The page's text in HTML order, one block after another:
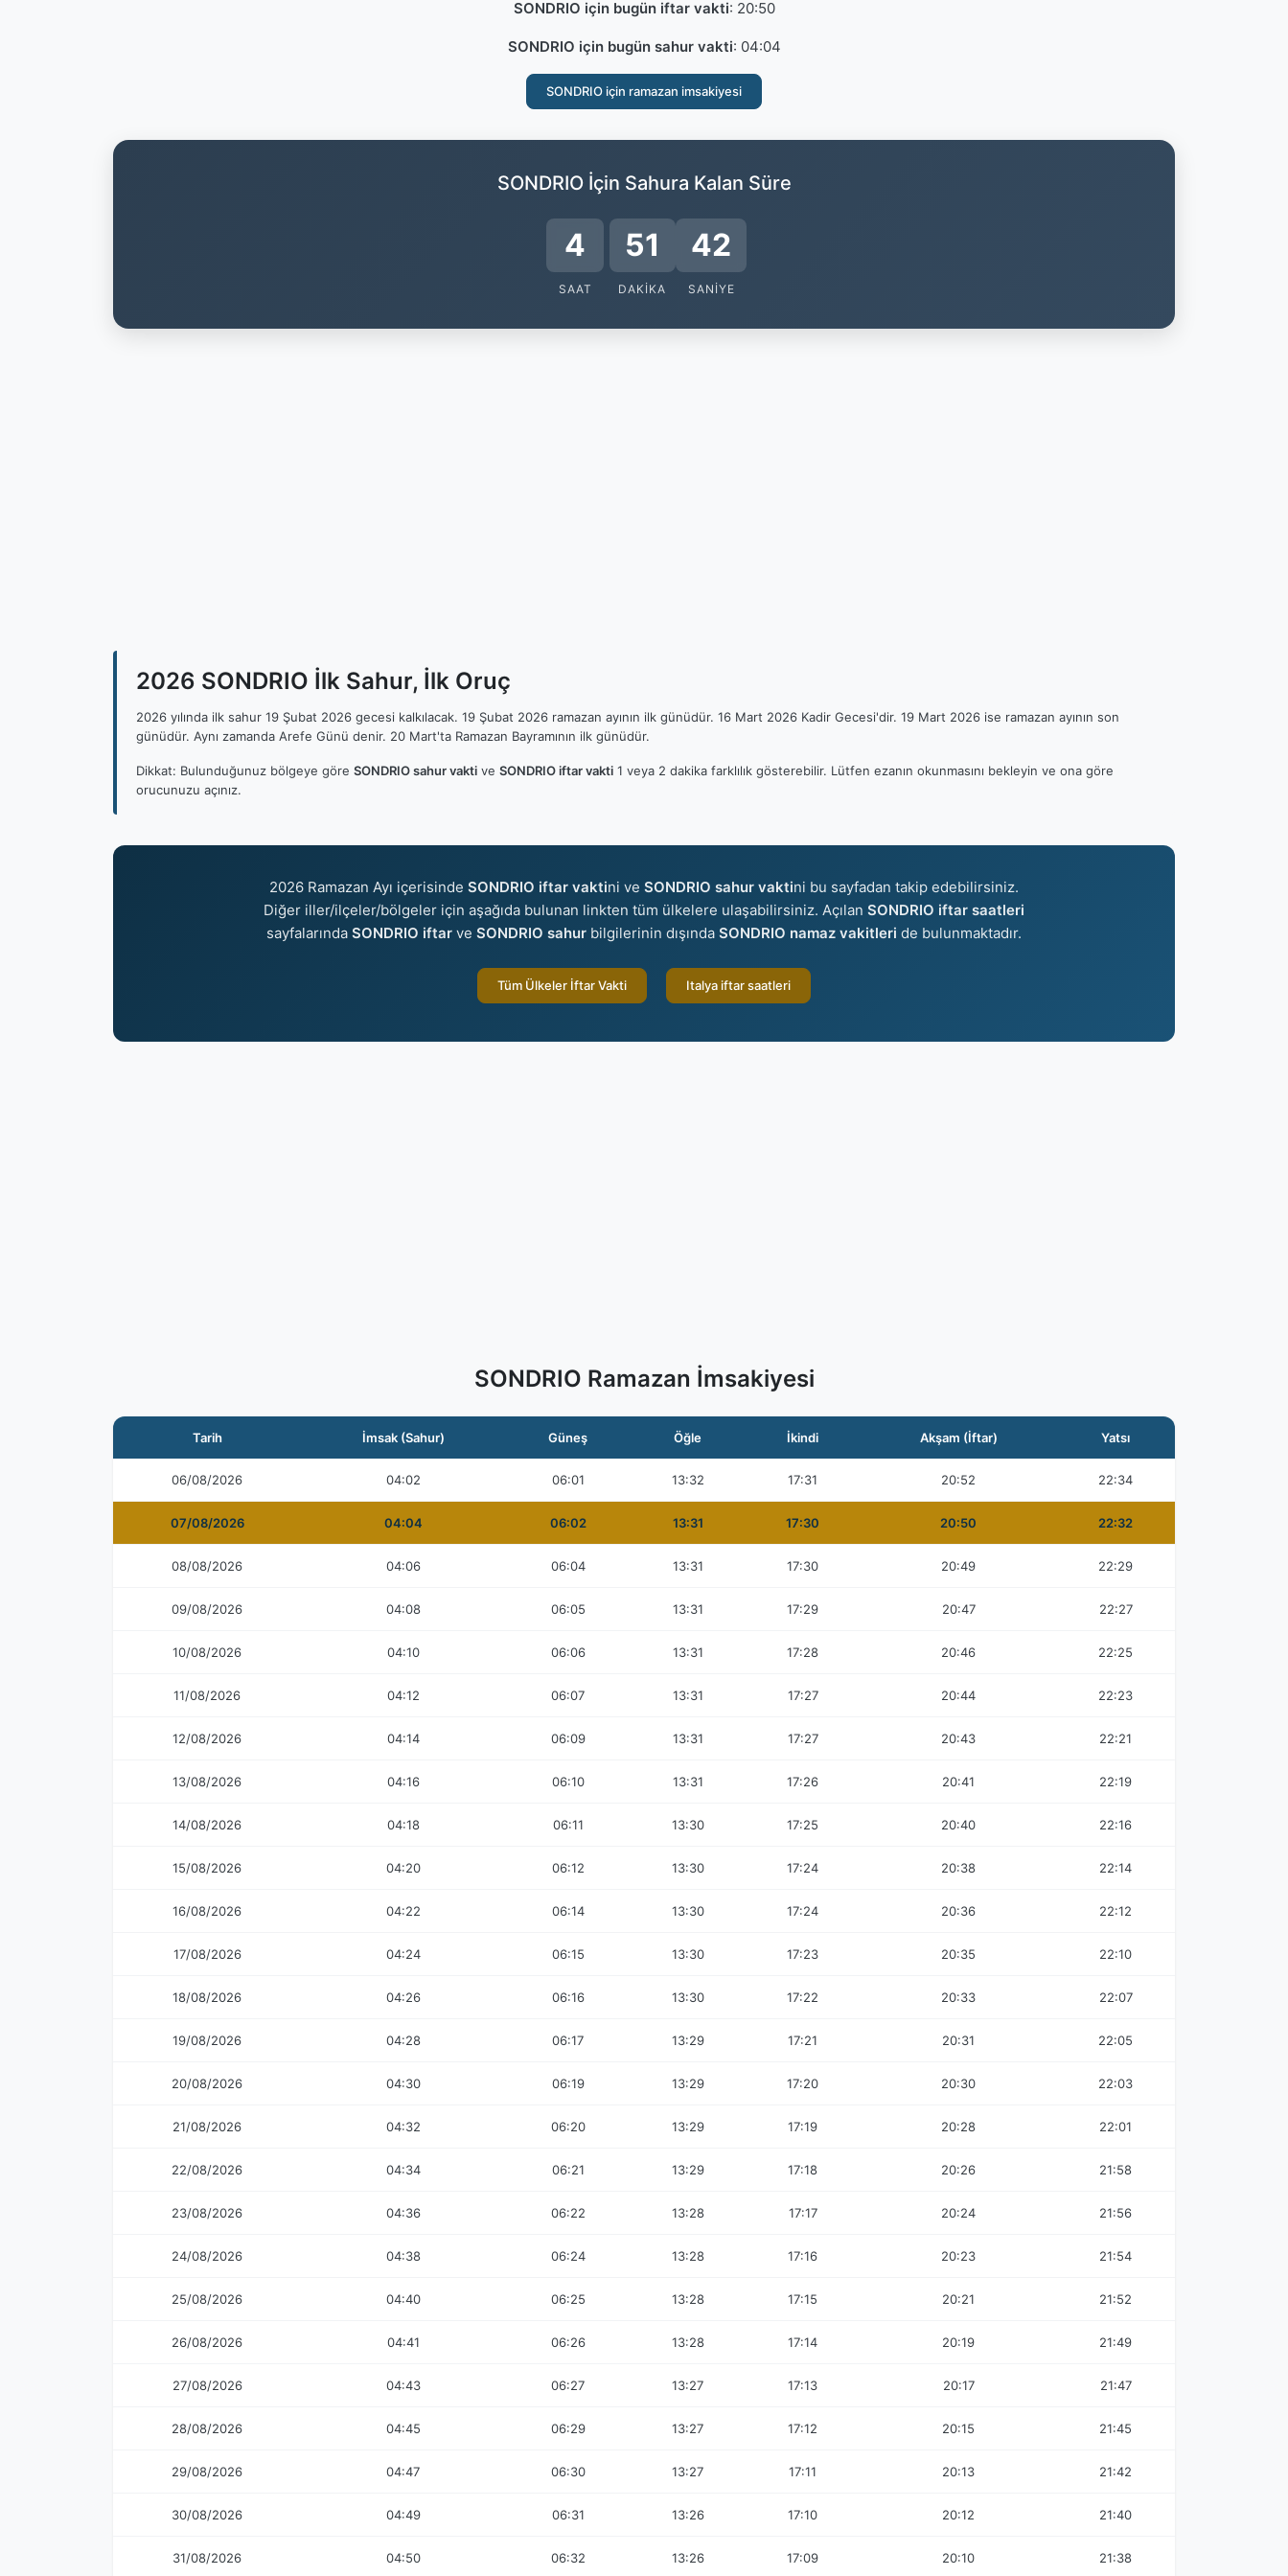
SONDRIO için bugün iftar vakti: 20:50
SONDRIO için bugün sahur vakti: 04:04
SONDRIO için ramazan imsakiyesi
SONDRIO İçin Sahura Kalan Süre
4
SAAT
51
DAKIKA
42
SANIYE
2026 SONDRIO İlk Sahur, İlk Oruç
2026 yılında ilk sahur 19 Şubat 2026 gecesi kalkılacak. 19 Şubat 2026 ramazan ayının ilk günüdür. 16 Mart 2026 Kadir Gecesi'dir. 19 Mart 2026 ise ramazan ayının son
günüdür. Aynı zamanda Arefe Günü denir. 20 Mart'ta Ramazan Bayramının ilk günüdür.
Dikkat: Bulunduğunuz bölgeye göre SONDRIO sahur vakti ve SONDRIO iftar vakti 1 veya 2 dakika farklılık gösterebilir. Lütfen ezanın okunmasını bekleyin ve ona göre
orucunuzu açınız.
2026 Ramazan Ayı içerisinde SONDRIO iftar vaktini ve SONDRIO sahur vaktini bu sayfadan takip edebilirsiniz.
Diğer iller/ilçeler/bölgeler için aşağıda bulunan linkten tüm ülkelere ulaşabilirsiniz. Açılan SONDRIO iftar saatleri
sayfalarında SONDRIO iftar ve SONDRIO sahur bilgilerinin dışında SONDRIO namaz vakitleri de bulunmaktadır.
Tüm Ülkeler İftar Vakti Italya iftar saatleri
SONDRIO Ramazan İmsakiyesi
Tarih İmsak (Sahur) Güneş Öğle İkindi Akşam (İftar) Yatsı
06/08/2026 04:02 06:01 13:32 17:31 20:52 22:34
07/08/2026 04:04 06:02 13:31 17:30 20:50 22:32
08/08/2026 04:06 06:04 13:31 17:30 20:49 22:29
09/08/2026 04:08 06:05 13:31 17:29 20:47 22:27
10/08/2026 04:10 06:06 13:31 17:28 20:46 22:25
11/08/2026 04:12 06:07 13:31 17:27 20:44 22:23
12/08/2026 04:14 06:09 13:31 17:27 20:43 22:21
13/08/2026 04:16 06:10 13:31 17:26 20:41 22:19
14/08/2026 04:18 06:11 13:30 17:25 20:40 22:16
15/08/2026 04:20 06:12 13:30 17:24 20:38 22:14
16/08/2026 04:22 06:14 13:30 17:24 20:36 22:12
17/08/2026 04:24 06:15 13:30 17:23 20:35 22:10
18/08/2026 04:26 06:16 13:30 17:22 20:33 22:07
19/08/2026 04:28 06:17 13:29 17:21 20:31 22:05
20/08/2026 04:30 06:19 13:29 17:20 20:30 22:03
21/08/2026 04:32 06:20 13:29 17:19 20:28 22:01
22/08/2026 04:34 06:21 13:29 17:18 20:26 21:58
23/08/2026 04:36 06:22 13:28 17:17 20:24 21:56
24/08/2026 04:38 06:24 13:28 17:16 20:23 21:54
25/08/2026 04:40 06:25 13:28 17:15 20:21 21:52
26/08/2026 04:41 06:26 13:28 17:14 20:19 21:49
27/08/2026 04:43 06:27 13:27 17:13 20:17 21:47
28/08/2026 04:45 06:29 13:27 17:12 20:15 21:45
29/08/2026 04:47 06:30 13:27 17:11 20:13 21:42
30/08/2026 04:49 06:31 13:26 17:10 20:12 21:40
31/08/2026 04:50 06:32 13:26 17:09 20:10 21:38